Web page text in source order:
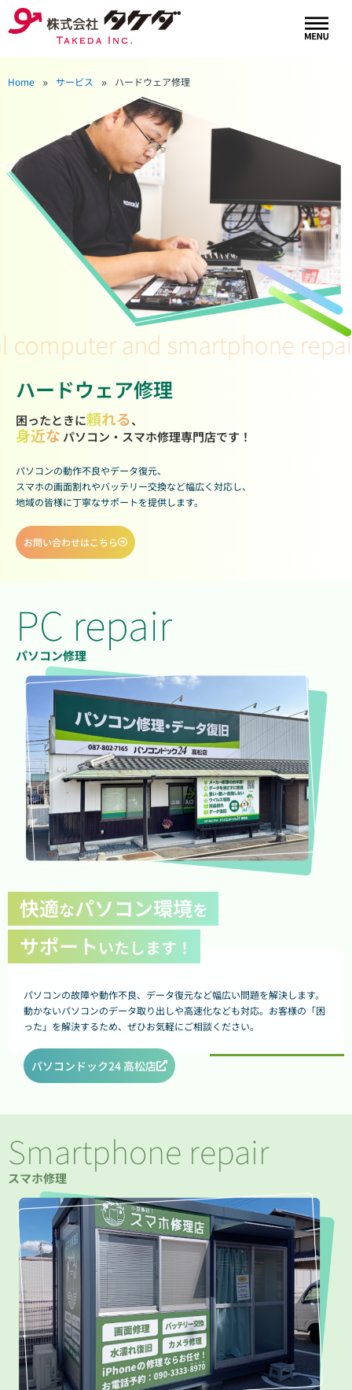
容
キ
メ
ニ
ハードウェア修理
困ったときに頼れる、
身近なパソコン・スマホ修理専門店です！
パソコンの動作不良やデータ復元、
スマホの画面割れやバッテリー交換など幅広く対応し、
地域の皆様に丁寧なサポートを提供します。
お問い合わせはこちら
Home » サービス » ハードウェア修理
computer and smartphone
PC repair
パソコン修理
快適なパソコン環境を
サポートいたします！
パソコンの故障や動作不良、データ復元など幅広い問題を解決します。
動かないパソコンのデータ取り出しや高速化なども対応。お客様の「困
った」を解決するため、ぜひお気軽にご相談ください。
パソコンドック24 高松店
Smartphone repair
スマホ修理